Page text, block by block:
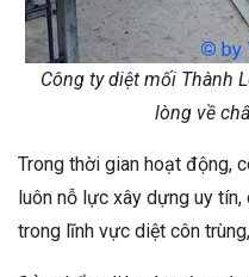
Công ty diệt mối Thành
lòng về
Trong thời gian hoạt động,
luôn nỗ lực xây dựng uy
trong lĩnh vực diệt côn